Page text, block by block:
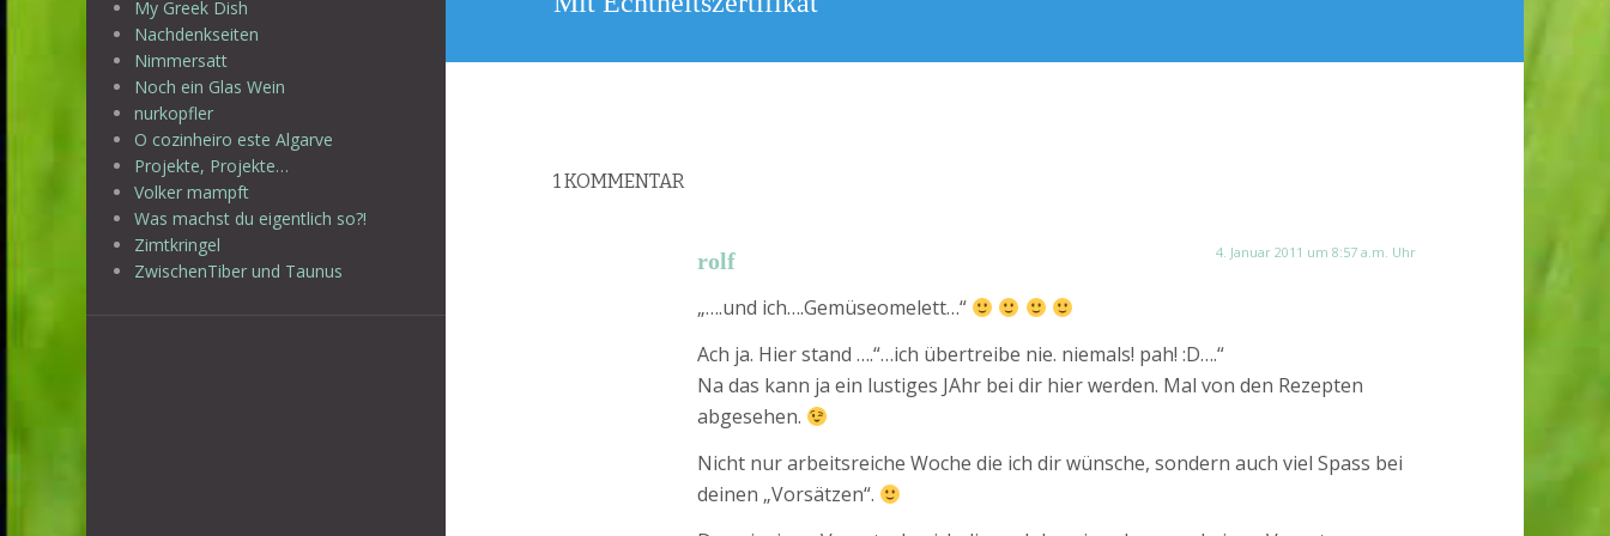
My Greek Dish
Nachdenkseiten
Nimmersatt
Noch ein Glas Wein
nurkopfler
O cozinheiro este Algarve
Projekte, Projekte…
Volker mampft
Was machst du eigentlich so?!
Zimtkringel
ZwischenTiber und Taunus
1KOMMENTAR
rolf 4. Januar 2011 um 8:57 a.m. Uhr
„….und ich….Gemüseomelett…“
Ach ja. Hier stand ….“…ich übertreibe nie. niemals! pah! :D….“
Na das kann ja ein lustiges JAhr bei dir hier werden. Mal von den Rezepten
abgesehen.
Nicht nur arbeitsreiche Woche die ich dir wünsche, sondern auch viel Spass bei
deinen „Vorsätzen“.